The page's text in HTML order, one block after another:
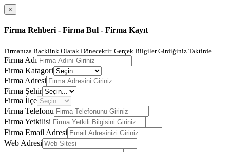
×
Firma Rehberi - Firma Bul - Firma Kayıt
Firmanıza Backlink Olarak Dönecektir. Gerçek Bilgiler Girdiğiniz Taktirde
Firma Adı
Firma Katagori
Firma Adresi
Firma Şehir
Firma İlçe
Firma Telefonu
Firma Yetkilisi
Firma Email Adresi
Web Adresi